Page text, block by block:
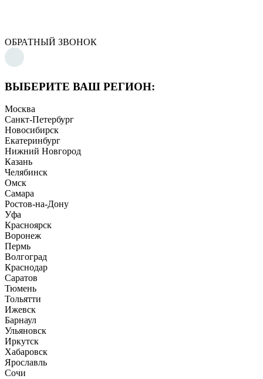
ОБРАТНЫЙ ЗВОНОК
ВЫБЕРИТЕ ВАШ РЕГИОН:
Москва
Санкт-Петербург
Новосибирск
Екатеринбург
Нижний Новгород
Казань
Челябинск
Омск
Самара
Ростов-на-Дону
Уфа
Красноярск
Воронеж
Пермь
Волгоград
Краснодар
Саратов
Тюмень
Тольятти
Ижевск
Барнаул
Ульяновск
Иркутск
Хабаровск
Ярославль
Сочи